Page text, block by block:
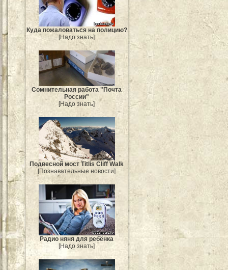
Куда пожаловаться на полицию?
[Надо знать]
Сомнительная работа "Почта
России"
[Надо знать]
Подвесной мост Titlis Cliff Walk
[Познавательные новости]
Радио няня для ребёнка
[Надо знать]